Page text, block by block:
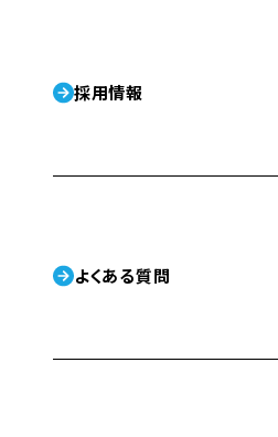
採用情報
よくある質問